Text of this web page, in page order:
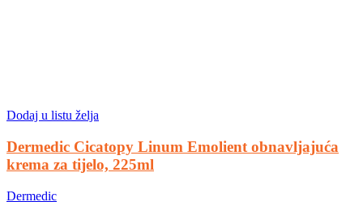
Dodaj u listu želja
Dermedic Cicatopy Linum Emolient obnavljajuća
krema za tijelo, 225ml
Dermedic